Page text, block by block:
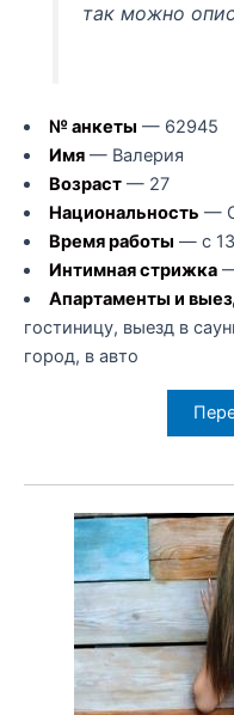
так можно
№ анкеты — 62945
Имя— Валерия
Возраст— 27
Национальность —
Время работы — с
Интимная стрижка—
Апартаменты и
гостиницу, выезд в
город, в авто